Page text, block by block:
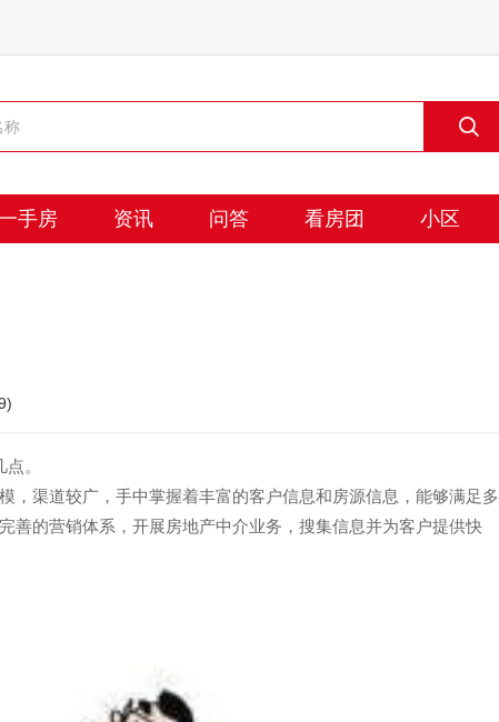
手房 资讯 问答 看房团 小区
。
，渠道较广，手中掌握着丰富的客户信息和房源信息，能够满足多
善的营销体系，开展房地产中介业务，搜集信息并为客户提供快